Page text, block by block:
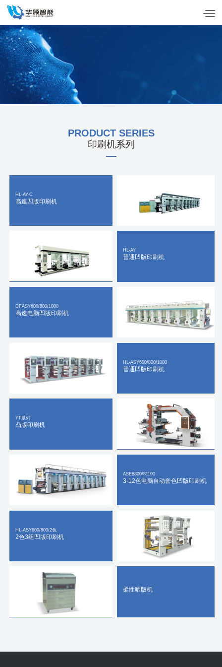
PRODUCT SERIES
印刷机系列
HL-AY-C
高速凹版印刷机
HL-AY
普通凹版印刷机
DFASY600/800/1000
高速电脑凹版印刷机
HL-ASY600/800/1000
普通凹版印刷机
YT系列
凸版印刷机
ASE8800/81100
3-12色电脑自动套色凹版印刷机
HL-ASY600/800/2色
2色3组凹版印刷机
柔性晒版机